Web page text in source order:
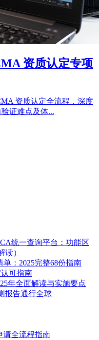
资质认定专项
资质认定全流程，深度
证难点及体...
统一查询平台：功能区
读）
：2025完整68份指南
可指南
年全面解读与实施要点
报告通行全球
请全流程指南